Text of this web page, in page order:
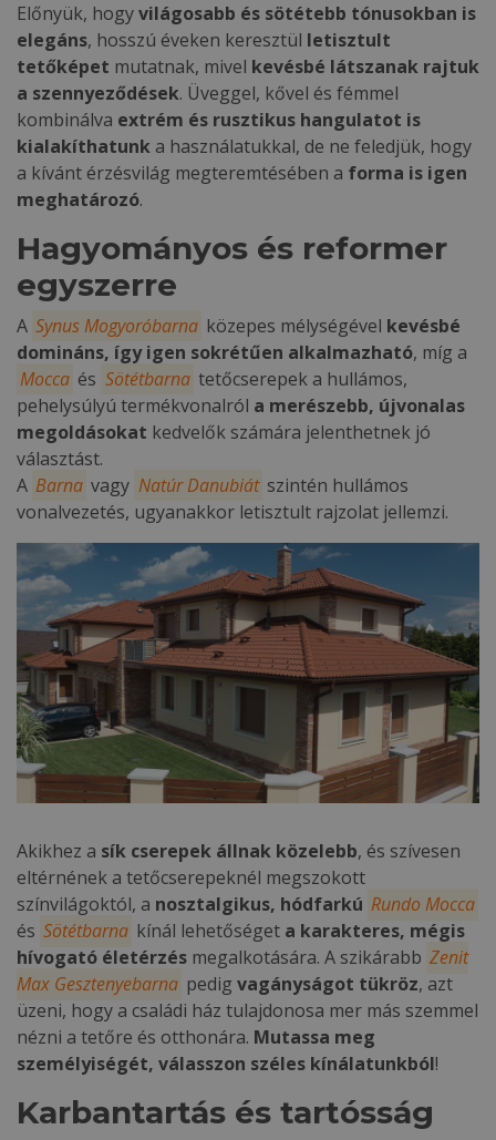
Előnyük, hogyvilágosabb és sötétebb tónusokban is
elegáns, hosszú éveken keresztül letisztult
tetőképet mutatnak, mivel kevésbé látszanak rajtuk
a szennyeződések. Üveggel, kővel és fémmel
kombinálva extrém és rusztikus hangulatot is
kialakíthatunk a használatukkal, de ne feledjük, hogy
a kívánt érzésvilág megteremtésében a forma is igen
meghatározó.
Hagyományos és reformer
egyszerre
A Synus Mogyoróbarna közepes mélységével kevésbé
domináns, így igen sokrétűen alkalmazható, míg a
Mocca és Sötétbarna tetőcserepek a hullámos,
pehelysúlyú termékvonalról a merészebb, újvonalas
megoldásokat kedvelők számára jelenthetnek jó
választást.
A Barna vagy Natúr Danubiát szintén hullámos
vonalvezetés, ugyanakkor letisztult rajzolat jellemzi.
Akikhez a sík cserepek állnak közelebb, és szívesen
eltérnének a tetőcserepeknél megszokott
színvilágoktól, a nosztalgikus, hódfarkú Rundo Mocca
és Sötétbarna kínál lehetőséget a karakteres, mégis
hívogató életérzés megalkotására. A szikárabb Zenit
Max Gesztenyebarna pedigvagányságot tükröz, azt
üzeni, hogy a családi ház tulajdonosa mer más szemmel
nézni a tetőre és otthonára. Mutassa meg
személyiségét, válasszon széles kínálatunkból!
Karbantartás és tartósság